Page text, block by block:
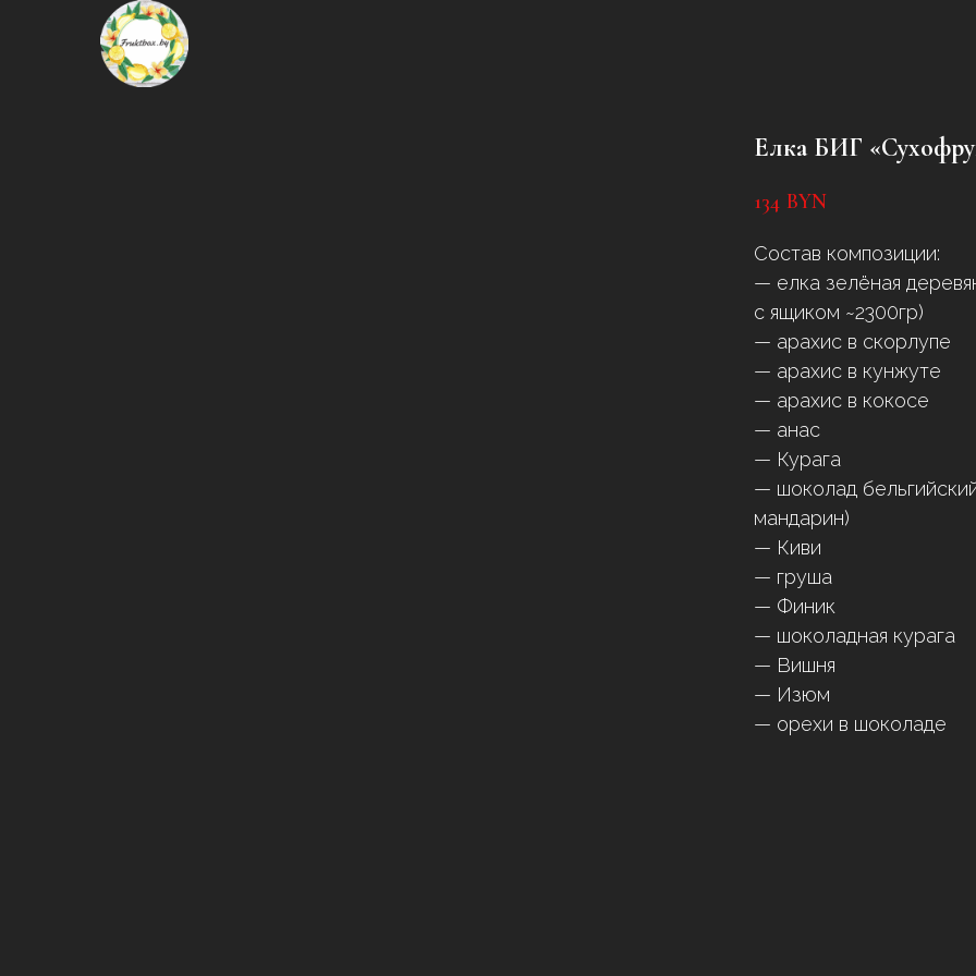
Елка БИГ
134 BYN
Состав композиции:
— елка зелёная
с ящиком ~2300гр)
— арахис в скорлупе
— арахис в кунжуте
— арахис в кокосе
— анас
— Курага
— шоколад
мандарин)
— Киви
— груша
— Финик
— шоколадная курага
— Вишня
— Изюм
— орехи в шоколаде